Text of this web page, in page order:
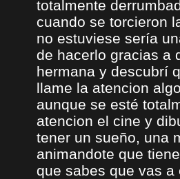
totalmente
cuando se torcieron
no estuviese sería
de hacerlo gracias a
hermana y descubrí
llame la atencion
aunque se esté
atencion el cine y
tener un sueño, una
animandote que
que sabes que vas a